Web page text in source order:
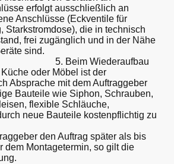
erfolgt ausschließlich an
Anschlüsse (Eckventile für
Starkstromdose), die in technisch
frei zugänglich und in der Nähe
Geräte sind.
Wiederaufbau
oder Möbel ist der
Absprache mit dem Auftraggeber
Bauteile wie Siphon, Schrauben,
flexible Schläuche,
neue Bauteile kostenpflichtig zu
den Auftrag später als bis
dem Montagetermin, so gilt die